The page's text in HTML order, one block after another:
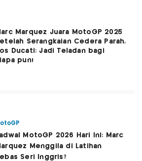
Marquez Juara MotoGP 2025
Serangkaian Cedera Parah,
Ducati: Jadi Teladan bagi
pun!
MotoGP 2026 Hari Ini: Marc
Menggila di Latihan
Seri Inggris?